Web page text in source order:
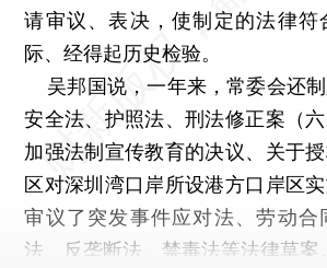
请审议、表决，使制定的法律符
际、经得起历史检验。
吴邦国说，一年来，常委会还
安全法、护照法、刑法修正案（
加强法制宣传教育的决议、关于
区对深圳湾口岸所设港方口岸区
审议了突发事件应对法、劳动合
法、反垄断法、禁毒法等法律草案